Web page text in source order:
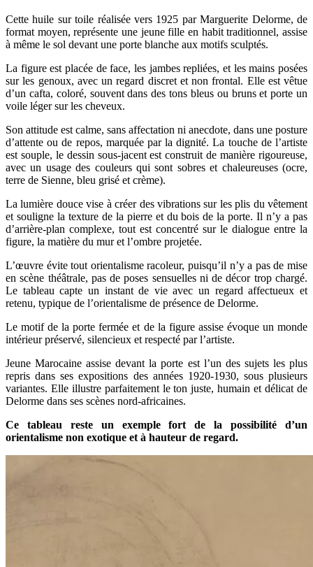
Cette huile sur toile réalisée vers 1925 par Marguerite Delorme, de
format moyen, représente une jeune fille en habit traditionnel, assise
à même le sol devant une porte blanche aux motifs sculptés.
La figure est placée de face, les jambes repliées, et les mains posées
sur les genoux, avec un regard discret et non frontal. Elle est vêtue
d’un cafta, coloré, souvent dans des tons bleus ou bruns et porte un
voile léger sur les cheveux.
Son attitude est calme, sans affectation ni anecdote, dans une posture
d’attente ou de repos, marquée par la dignité. La touche de l’artiste
est souple, le dessin sous-jacent est construit de manière rigoureuse,
avec un usage des couleurs qui sont sobres et chaleureuses (ocre,
terre de Sienne, bleu grisé et crème).
La lumière douce vise à créer des vibrations sur les plis du vêtement
et souligne la texture de la pierre et du bois de la porte. Il n’y a pas
d’arrière-plan complexe, tout est concentré sur le dialogue entre la
figure, la matière du mur et l’ombre projetée.
L’œuvre évite tout orientalisme racoleur, puisqu’il n’y a pas de mise
en scène théâtrale, pas de poses sensuelles ni de décor trop chargé.
Le tableau capte un instant de vie avec un regard affectueux et
retenu, typique de l’orientalisme de présence de Delorme.
Le motif de la porte fermée et de la figure assise évoque un monde
intérieur préservé, silencieux et respecté par l’artiste.
Jeune Marocaine assise devant la porte est l’un des sujets les plus
repris dans ses expositions des années 1920-1930, sous plusieurs
variantes. Elle illustre parfaitement le ton juste, humain et délicat de
Delorme dans ses scènes nord-africaines.
Ce tableau reste un exemple fort de la possibilité d’un
orientalisme non exotique et à hauteur de regard.